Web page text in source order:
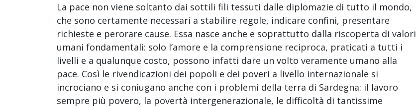
La pace non viene soltanto dai sottili fili tessuti dalle diplomazie di tutto il mondo,
che sono certamente necessari a stabilire regole, indicare confini, presentare
richieste e perorare cause. Essa nasce anche e soprattutto dalla riscoperta di valori
umani fondamentali: solo l’amore e la comprensione reciproca, praticati a tutti i
livelli e a qualunque costo, possono infatti dare un volto veramente umano alla
pace. Così le rivendicazioni dei popoli e dei poveri a livello internazionale si
incrociano e si coniugano anche con i problemi della terra di Sardegna: il lavoro
sempre più povero, la povertà intergenerazionale, le difficoltà di tantissime